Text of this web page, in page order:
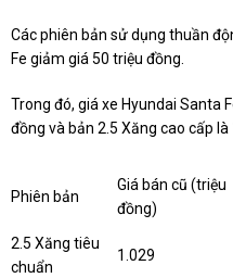
Các phiên bản sử dụng thuần
Fe giảm giá 50 triệu đồng.
Trong đó, giá xe Hyundai Santa
đồng và bản 2.5 Xăng cao cấp là
Phiên bản
Giá bán cũ (triệu
đồng)
2.5 Xăng tiêu
chuẩn
1.029